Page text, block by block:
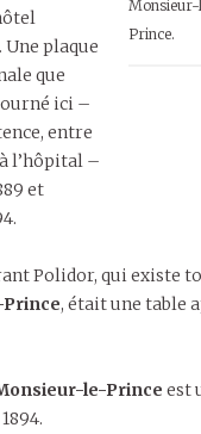
Prince.
plaque
que
ici –
entre
l’hôpital –
et
Polidor, qui existe
, était une table
le-Prince est